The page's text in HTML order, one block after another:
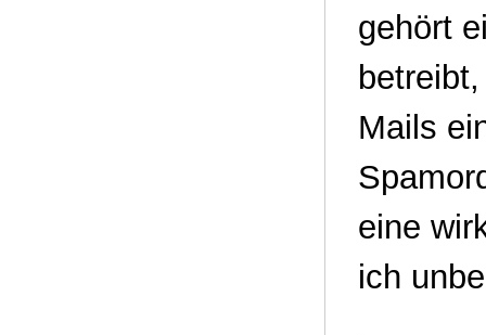
gehört
Mails
eine
ich